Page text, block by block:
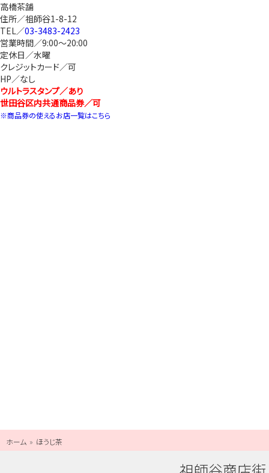
高橋茶舗
住所／祖師谷1-8-12
TEL／03-3483-2423
営業時間／9:00～20:00
定休日／水曜
クレジットカード／可
HP／なし
ウルトラスタンプ／あり
世田谷区内共通商品券／可
※商品券の使えるお店一覧はこちら
ホーム ほうじ茶